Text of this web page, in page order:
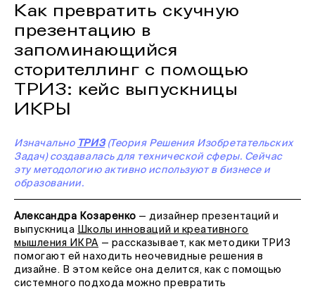
Как превратить скучную
презентацию в
запоминающийся
сторителлинг с помощью
ТРИЗ: кейс выпускницы
ИКРЫ
Изначально ТРИЗ(Теория Решения Изобретательских
Задач) создавалась для технической сферы. Сейчас
эту методологию активно используют в бизнесе и
образовании.
Александра Козаренко — дизайнер презентаций и
выпускница Школы инноваций и креативного
мышления ИКРА — рассказывает, как методики ТРИЗ
помогают ей находить неочевидные решения в
дизайне. В этом кейсе она делится, как с помощью
системного подхода можно превратить